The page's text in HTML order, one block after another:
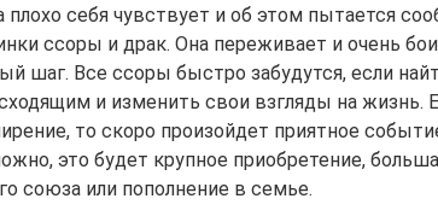
себя чувствует и об этом пытается
ссоры и драк. Она переживает и очень
шаг. Все ссоры быстро забудутся, если
и изменить свои взгляды на жизнь.
то скоро произойдет приятное
это будет крупное приобретение,
союза или пополнение в семье.